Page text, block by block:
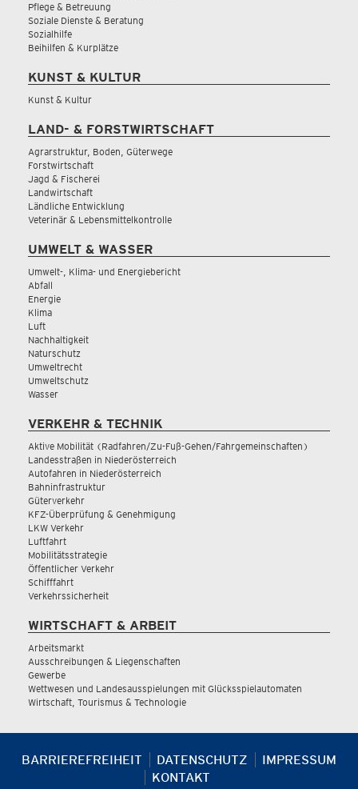
Pflege & Betreuung
Soziale Dienste & Beratung
Sozialhilfe
Beihilfen & Kurplätze
KUNST & KULTUR
Kunst & Kultur
LAND- & FORSTWIRTSCHAFT
Agrarstruktur, Boden, Güterwege
Forstwirtschaft
Jagd & Fischerei
Landwirtschaft
Ländliche Entwicklung
Veterinär & Lebensmittelkontrolle
UMWELT & WASSER
Umwelt-, Klima- und Energiebericht
Abfall
Energie
Klima
Luft
Nachhaltigkeit
Naturschutz
Umweltrecht
Umweltschutz
Wasser
VERKEHR & TECHNIK
Aktive Mobilität (Radfahren/Zu-Fuß-Gehen/Fahrgemeinschaften)
Landesstraßen in Niederösterreich
Autofahren in Niederösterreich
Bahninfrastruktur
Güterverkehr
KFZ-Überprüfung & Genehmigung
LKW Verkehr
Luftfahrt
Mobilitätsstrategie
Öffentlicher Verkehr
Schifffahrt
Verkehrssicherheit
WIRTSCHAFT & ARBEIT
Arbeitsmarkt
Ausschreibungen & Liegenschaften
Gewerbe
Wettwesen und Landesausspielungen mit Glücksspielautomaten
Wirtschaft, Tourismus & Technologie
BARRIEREFREIHEIT DATENSCHUTZ
IMPRESSUM
KONTAKT